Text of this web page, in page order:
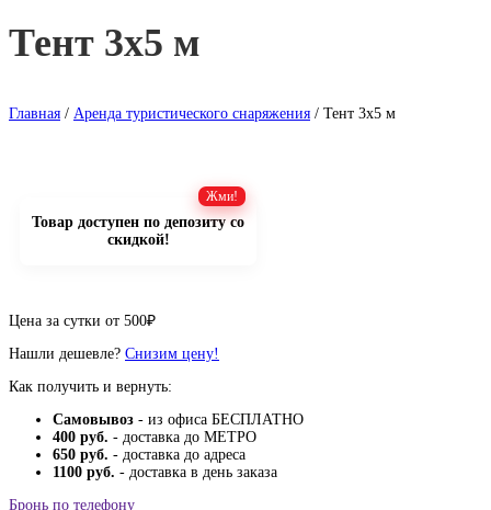
Тент 3х5 м
Главная / Аренда туристического снаряжения / Тент 3х5 м
Товар доступен по депозиту со
скидкой!
Цена за сутки от 500₽
Нашли дешевле? Снизим цену!
Как получить и вернуть:
Самовывоз - из офиса БЕСПЛАТНО
400 руб. - доставка до МЕТРО
650 руб. - доставка до адреса
1100 руб. - доставка в день заказа
Бронь по телефону